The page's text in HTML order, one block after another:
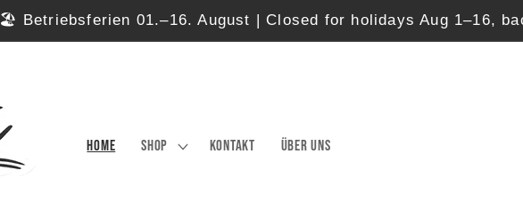
🏖️ Betriebsferien 01.–16. August | Closed for holidays Aug 1–16,
Home SHOP Kontakt Über uns